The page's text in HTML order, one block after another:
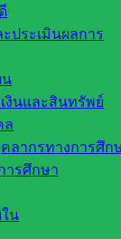
ประเมินผลการ
น
งินและสินทรัพย์
ล
ลากรทางการศึก
ารศึกษา
น